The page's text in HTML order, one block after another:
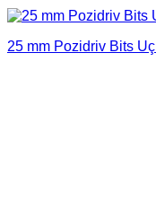
25 mm Pozidriv Bits